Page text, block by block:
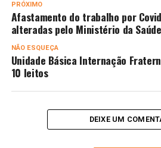
PRÓXIMO
Afastamento do trabalho por
alteradas pelo Ministério da Saúde
NÃO ESQUEÇA
Unidade Básica Internação
10 leitos
DEIXE UM